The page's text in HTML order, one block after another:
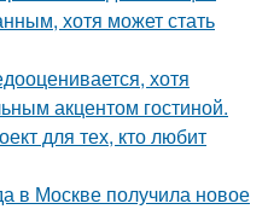
хотя может стать
хотя
акцентом гостиной.
для тех, кто любит
в Москве получила новое